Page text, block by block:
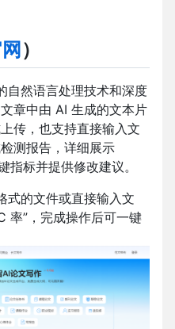
）
自然语言处理技术和深度
章中由 AI 生成的文本片
传，也支持直接输入文
测报告，详细展示
指标并提供修改建议。
式的文件或直接输入文
率”，完成操作后可一键